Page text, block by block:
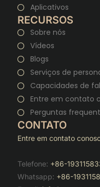
Aplicativos
RECURSOS
Sobre nós
Vídeos
Blogs
Serviços de
Capacidades de
Entre em contato
Perguntas
CONTATO
Entre em contato
Telefone: +86-
Whatsapp: +86-